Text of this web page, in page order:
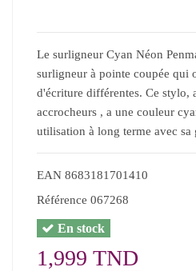
Le surligneur Cyan Néon
surligneur à pointe coupée qui
d'écriture différentes. Ce stylo,
accrocheurs , a une couleur
utilisation à long terme avec sa
EAN 8683181701410
Référence 067268
En stock
1,999 TND